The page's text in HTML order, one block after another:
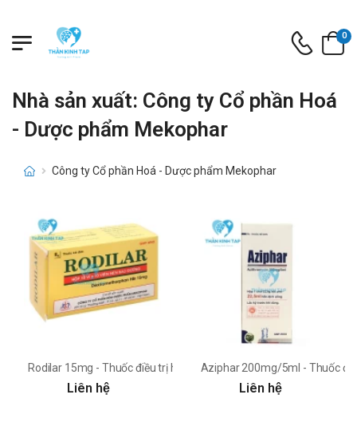
0
Nhà sản xuất: Công ty Cổ phần Hoá
- Dược phẩm Mekophar
Công ty Cổ phần Hoá - Dược phẩm Mekophar
Rodilar 15mg - Thuốc điều trị ho hiệu quả của Mekophar
Liên hệ
Aziphar 200mg/5ml - Thuốc
Liên hệ